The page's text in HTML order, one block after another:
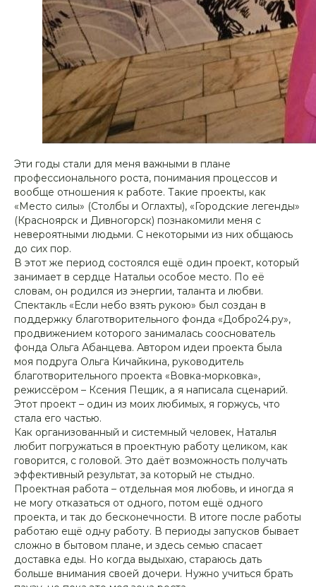
Эти годы стали для меня важными в плане
профессионального роста, понимания процессов и
вообще отношения к работе. Такие проекты, как
«Место силы» (Столбы и Оглахты), «Городские легенды»
(Красноярск и Дивногорск) познакомили меня с
невероятными людьми. С некоторыми из них общаюсь
до сих пор.
В этот же период состоялся ещё один проект, который
занимает в сердце Натальи особое место. По её
словам, он родился из энергии, таланта и любви.
Спектакль «Если небо взять рукою» был создан в
поддержку благотворительного фонда «Добро24.ру»,
продвижением которого занималась сооснователь
фонда Ольга Абанцева. Автором идеи проекта была
моя подруга Ольга Кичайкина, руководитель
благотворительного проекта «Вовка-морковка»,
режиссёром – Ксения Пещик, а я написала сценарий.
Этот проект – один из моих любимых, я горжусь, что
стала его частью.
Как организованный и системный человек, Наталья
любит погружаться в проектную работу целиком, как
говорится, с головой. Это даёт возможность получать
эффективный результат, за который не стыдно.
Проектная работа – отдельная моя любовь, и иногда я
не могу отказаться от одного, потом ещё одного
проекта, и так до бесконечности. В итоге после работы
работаю ещё одну работу. В периоды запусков бывает
сложно в бытовом плане, и здесь семью спасает
доставка еды. Но когда выдыхаю, стараюсь дать
больше внимания своей дочери. Нужно учиться брать